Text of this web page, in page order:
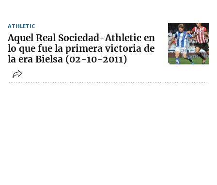
ATHLETIC
Aquel Real Sociedad-Athletic en
lo que fue la primera victoria de
la era Bielsa (02-10-2011)